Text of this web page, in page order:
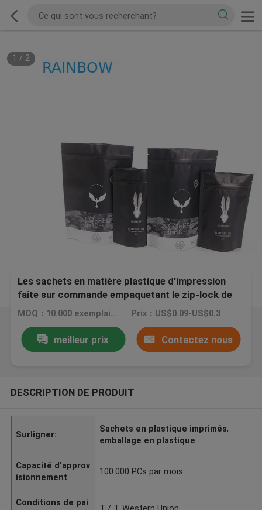
1 / 2
Les sachets en matière plastique d'impression
faite sur commande empaquetant le zip-lock de
papier d'aluminium de grain de café 250g mettent
MOQ：10.000 exemplaires Prix：US$0.09-US$0.3
meilleur prix Contactez nous
DESCRIPTION DE PRODUIT
Surligner:
Sachets en plastique imprimés,
emballage en plastique
Capacité d'approv
isionnement
100.000 PCs par mois
Conditions de pai
T / T, Western Union,